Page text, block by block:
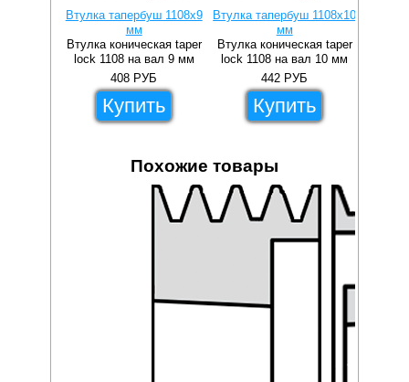
Втулка тапербуш 1108x9
мм
Втулка коническая taper
lock 1108 на вал 9 мм
408 РУБ
Купить
Втулка тапербуш 1108x10
мм
Втулка коническая taper
lock 1108 на вал 10 мм
442 РУБ
Купить
Похожие товары